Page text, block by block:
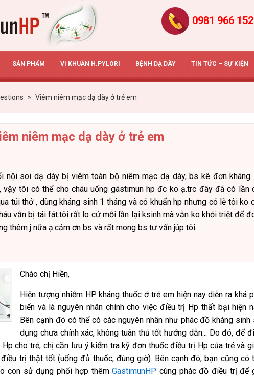
0981 966 152
SẢN PHẨM VI KHUẨN H.PYLORI BỆNH DẠ DÀY TIN TỨC – SỰ KIỆN
» Viêm niêm mạc dạ dày ở trẻ em
niêm mạc dạ dày ở trẻ em
nội soi dạ dày bị viêm toàn bộ niêm mạc dạ dày, bs kê đơn kháng
vậy tôi có thể cho cháu uống gástimun hp đc ko ạ.trc đây đã có lần
túi thở , dùng kháng sinh 1 tháng và có khuẩn hp nhưng có lẽ tôi ko
vẫn bị tái fát.tôi rất lo cứ mỗi lần lại ksinh mà vẫn ko khỏi triệt để
thêm j nữa ạ.cảm ơn bs và rất mong bs tư vấn júp tôi.
Chào chị Hiền,
Hiện tượng nhiễm HP kháng thuốc ở trẻ em hiện nay diễn ra khá
biến và là nguyên nhân chính cho việc điều trị Hp thất bại hiện
Bên cạnh đó có thể có các nguyên nhân như phác đồ kháng sinh
dụng chưa chính xác, không tuân thủ tốt hướng dẫn... Do đó, để
cho trẻ, chị cần lưu ý kiểm tra kỹ đơn thuốc điều trị Hp của trẻ và
trị thật tốt (uống đủ thuốc, đúng giờ). Bên cạnh đó, bạn cũng có
con sử dụng phối hợp thêmGastimunHP cùng phác đồ điều trị để